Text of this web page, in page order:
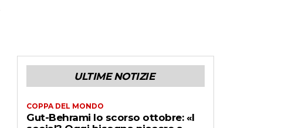
ULTIME NOTIZIE
COPPA DEL MONDO
Gut-Behrami lo scorso ottobre: «I